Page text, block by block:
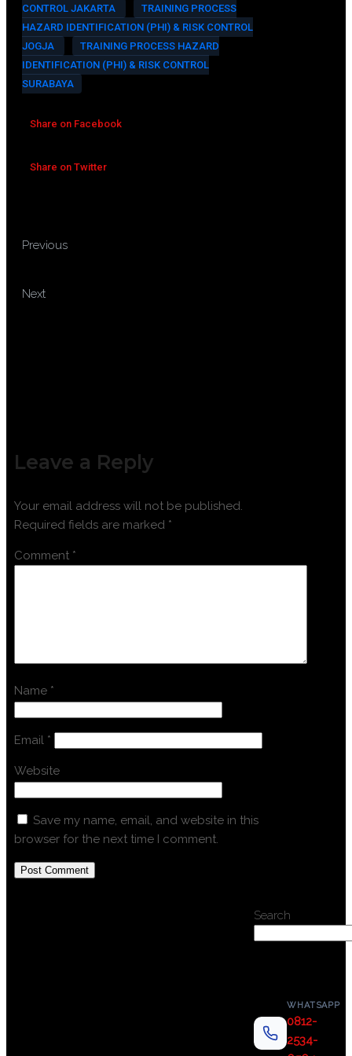
CONTROL JAKARTA
TRAINING PROCESS
HAZARD IDENTIFICATION (PHI) & RISK CONTROL
JOGJA
TRAINING PROCESS HAZARD
IDENTIFICATION (PHI) & RISK CONTROL
SURABAYA
Share on Facebook
Share on Twitter
Previous
Next
Leave a Reply
Your email address will not be published.
Required fields are marked *
Comment *
Name *
Email *
Website
Save my name, email, and website in this
browser for the next time I comment.
Search
WHATSAPP
0812-
2534-